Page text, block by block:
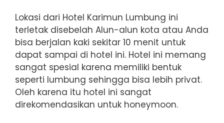
Lokasi dari Hotel Karimun Lumbung ini
terletak disebelah Alun-alun kota atau Anda
bisa berjalan kaki sekitar 10 menit untuk
dapat sampai di hotel ini. Hotel ini memang
sangat spesial karena memiliki bentuk
seperti lumbung sehingga bisa lebih privat.
Oleh karena itu hotel ini sangat
direkomendasikan untuk honeymoon.